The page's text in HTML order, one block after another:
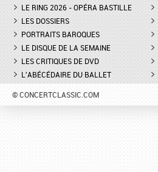
DON GIOVANNI À L'OPÉRA DE
MONTPELLIER - EXTRAIT DE
"TREMA, TREMA, O SCELLERATO!"
LE RING 2026 - OPÉRA BASTILLE
LES DOSSIERS
PORTRAITS BAROQUES
LE DISQUE DE LA SEMAINE
LES CRITIQUES DE DVD
L'ABÉCÉDAIRE DU BALLET
© CONCERTCLASSIC.COM